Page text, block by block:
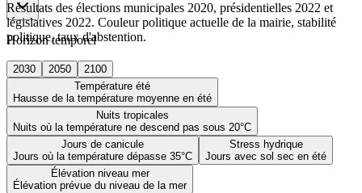
Horizon temporel
2030 2050
2100
Température été
Hausse de la température moyenne en été
Nuits tropicales
Nuits où la température ne descend pas sous 20°C
Jours de canicule
Jours où la température dépasse 35°C
Stress hydrique
Jours avec sol sec en été
Élévation niveau mer
Élévation prévue du niveau de la mer
Résultats des élections municipales 2020, présidentielles 2022 et
législatives 2022. Couleur politique actuelle de la mairie, stabilité
politique, taux d'abstention.